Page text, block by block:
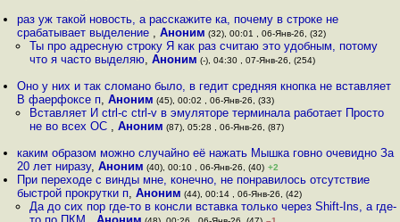
раз уж такой новость, а расскажите ка, почему в строке не
срабатывает выделение ,Аноним (32), 00:01 , 06-Янв-26, (32)
Ты про адресную строку Я как раз считаю это удобным, потому
что я часто выделяю, Аноним (-), 04:30 , 07-Янв-26, (254)
Оно у них и так сломано было, в гедит средняя кнопка не вставляет
В фаерфоксе п,Аноним (45), 00:02 , 06-Янв-26, (33)
Вставляет И ctrl-c ctrl-v в эмуляторе терминала работает Просто
не во всех ОС , Аноним (87), 05:28 , 06-Янв-26, (87)
каким образом можно случайно её нажать Мышка говно очевидно За
20 лет ниразу,Аноним (40), 00:10 , 06-Янв-26, (40) +2
При переходе с винды мне, конечно, не понравилось отсутствие
быстрой прокрутки п,Аноним (44), 00:14 , 06-Янв-26, (42)
Да до сих пор где-то в консли вставка только через Shift-Ins, а где-